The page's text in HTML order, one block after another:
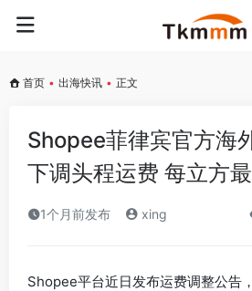
首页 • 出海快讯 • 正文
Shopee菲律宾官方海
下调头程运费 每立方
1个月前发布 xing
Shopee平台近日发布运费调整公告